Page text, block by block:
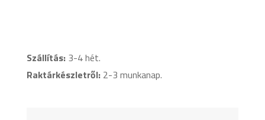
Szállítás:3-4 hét.
Raktárkészletről:2-3 munkanap.